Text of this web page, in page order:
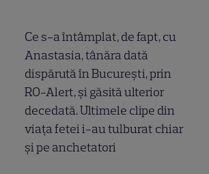
Ce s-a întâmplat, de fapt, cu
Anastasia, tânăra dată
dispărută în București, prin
RO-Alert, și găsită ulterior
decedată. Ultimele clipe din
viața fetei i-au tulburat chiar
și pe anchetatori